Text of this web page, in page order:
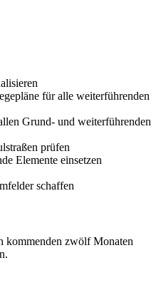
für alle weiterführenden
Grund- und weiterführenden
prüfen
Elemente einsetzen
schaffen
kommenden zwölf Monaten